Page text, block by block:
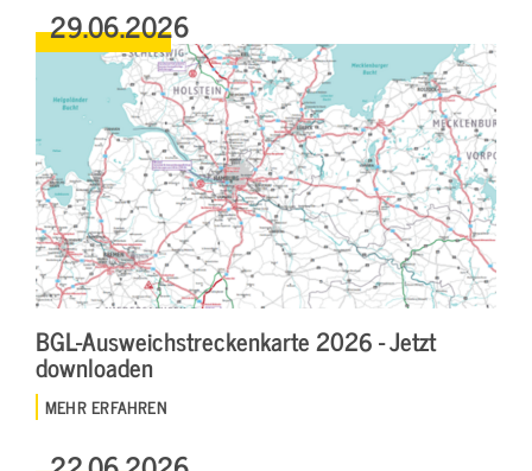
29.06.2026
BGL-Ausweichstreckenkarte 2026 - Jetzt
downloaden
MEHR ERFAHREN